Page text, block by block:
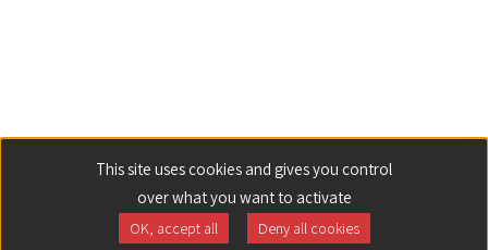
This site uses cookies and gives you control
over what you want to activate
OK, accept all
Deny all cookies